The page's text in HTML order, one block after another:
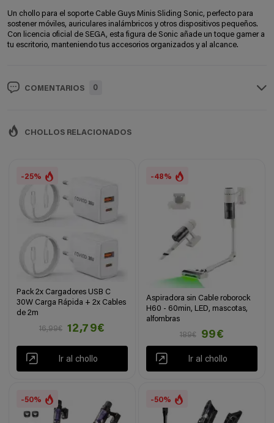
Un chollo para el soporte Cable Guys Minis Sliding Sonic, perfecto para
sostener móviles, auriculares inalámbricos y otros dispositivos pequeños.
Con licencia oficial de SEGA, esta figura de Sonic añade un toque gamer a
tu escritorio, manteniendo tus accesorios organizados y al alcance.
COMENTARIOS 0
CHOLLOS RELACIONADOS
-25%
Pack 2x Cargadores USB C
30W Carga Rápida + 2x Cables
de 2m
16,99€
12,79€
Ir al chollo
-48%
Aspiradora sin Cable roborock
H60 - 60min, LED, mascotas,
alfombras
189€
99€
Ir al chollo
-50% -50%